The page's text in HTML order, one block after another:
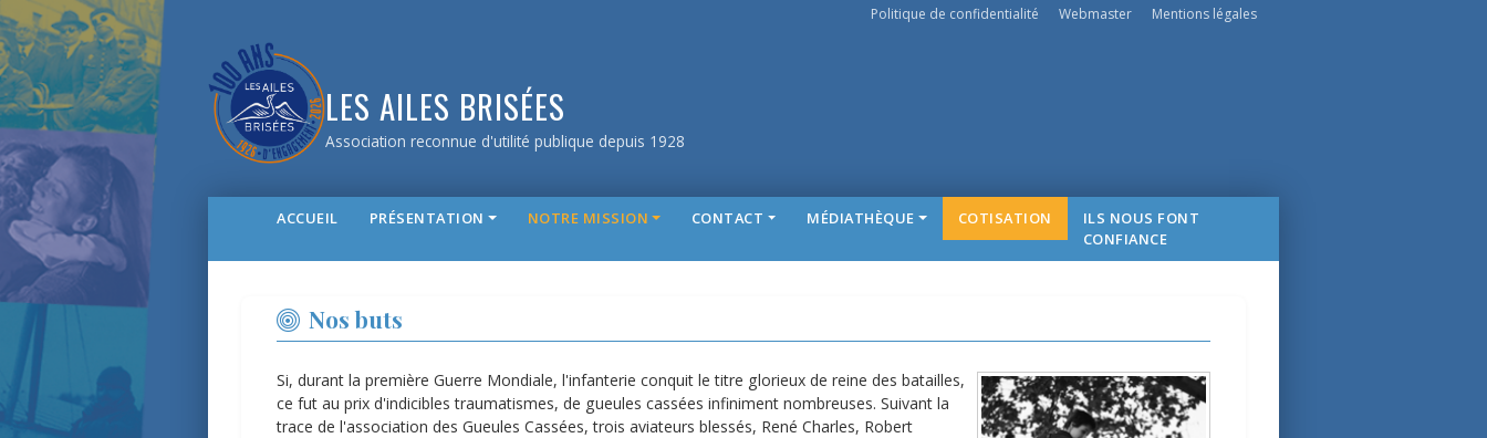
Politique de confidentialité Webmaster Mentions légales
LES AILES BRISÉES
Association reconnue d'utilité publique depuis 1928
ACCUEIL PRÉSENTATION NOTRE MISSION CONTACT MÉDIATHÈQUE COTISATION
ILS NOUS FONT
CONFIANCE
Nos buts
Si, durant la première Guerre Mondiale, l'infanterie conquit le titre glorieux de reine des batailles,
ce fut au prix d'indicibles traumatismes, de gueules cassées infiniment nombreuses. Suivant la
trace de l'association des Gueules Cassées, trois aviateurs blessés, René Charles, Robert